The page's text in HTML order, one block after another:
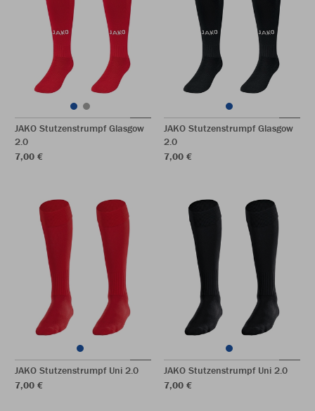
JAKO Stutzenstrumpf Glasgow
2.0
7,00 €
JAKO Stutzenstrumpf Glasgow
2.0
7,00 €
JAKO Stutzenstrumpf Uni 2.0
7,00 €
JAKO Stutzenstrumpf Uni 2.0
7,00 €